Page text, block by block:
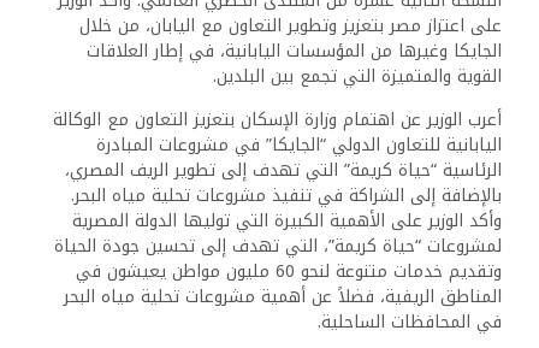
على اعتزاز مصر بتعزيز وتطوير التعاون مع اليابان، من خلال
الجايكا وغيرها من المؤسسات اليابانية، في إطار العلاقات
القوية والمتميزة التي تجمع بين البلدين.
أعرب الوزير عن اهتمام وزارة الإسكان بتعزيز التعاون مع الوكالة
اليابانية للتعاون الدولي “الجايكا” في مشروعات المبادرة
الرئاسية “حياة كريمة” التي تهدف إلى تطوير الريف المصري،
بالإضافة إلى الشراكة في تنفيذ مشروعات تحلية مياه البحر.
وأكد الوزير على الأهمية الكبيرة التي توليها الدولة المصرية
لمشروعات “حياة كريمة”، التي تهدف إلى تحسين جودة الحياة
وتقديم خدمات متنوعة لنحو 60 مليون مواطن يعيشون في
المناطق الريفية، فضلاً عن أهمية مشروعات تحلية مياه البحر
في المحافظات الساحلية.